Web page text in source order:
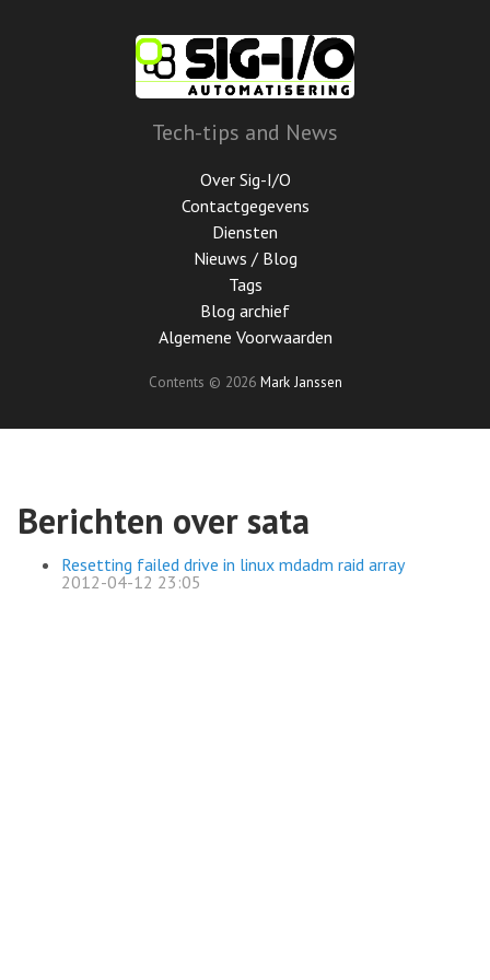
Tech-tips and News
Over Sig-I/O
Contactgegevens
Diensten
Nieuws / Blog
Tags
Blog archief
Algemene Voorwaarden
Contents © 2026 Mark Janssen
Berichten over sata
Resetting failed drive in linux mdadm raid array
2012-04-12 23:05